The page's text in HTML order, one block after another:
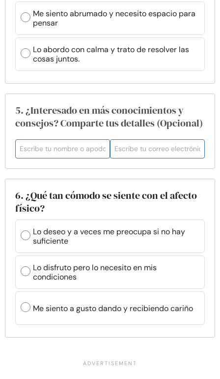
Me siento abrumado y necesito espacio para
pensar
Lo abordo con calma y trato de resolver las
cosas juntos.
5. ¿Interesado en más conocimientos y
consejos? Comparte tus detalles (Opcional)
6. ¿Qué tan cómodo se siente con el afecto
físico?
Lo deseo y a veces me preocupa si no hay
suficiente
Lo disfruto pero lo necesito en mis
condiciones
Me siento a gusto dando y recibiendo cariño